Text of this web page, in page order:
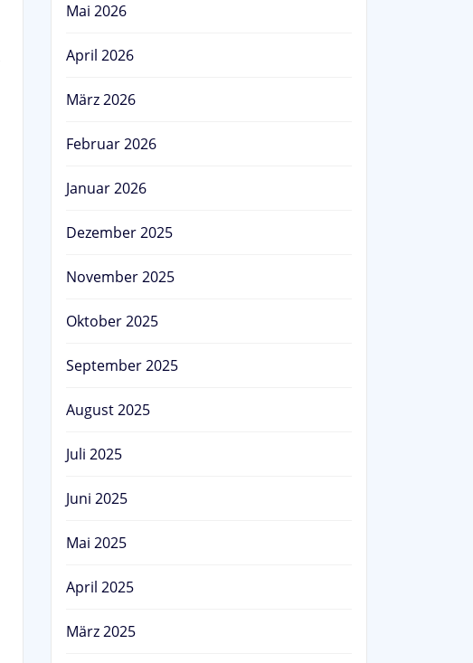
Mai 2026
April 2026
März 2026
Februar 2026
Januar 2026
Dezember 2025
November 2025
Oktober 2025
September 2025
August 2025
Juli 2025
Juni 2025
Mai 2025
April 2025
März 2025